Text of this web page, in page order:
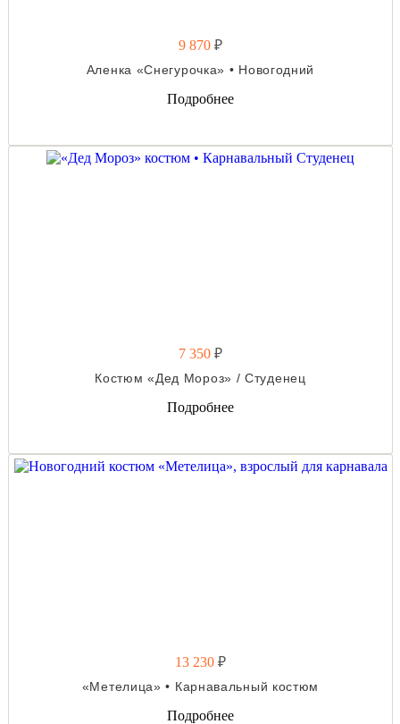
9 870 ₽
Аленка «Снегурочка» • Новогодний
Подробнее
7 350 ₽
Костюм «Дед Мороз» / Студенец
Подробнее
13 230 ₽
«Метелица» • Карнавальный костюм
Подробнее